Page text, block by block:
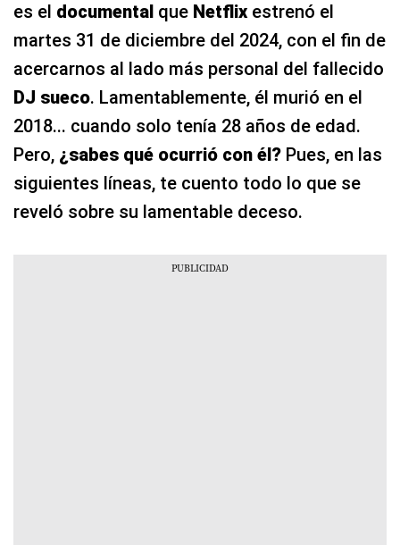
es el documental que Netflix estrenó el
martes 31 de diciembre del 2024, con el fin de
acercarnos al lado más personal del fallecido
DJ sueco. Lamentablemente, él murió en el
2018... cuando solo tenía 28 años de edad.
Pero, ¿sabes qué ocurrió con él? Pues, en las
siguientes líneas, te cuento todo lo que se
reveló sobre su lamentable deceso.